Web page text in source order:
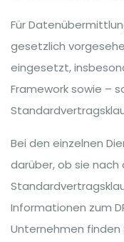
Für
gesetzlich
eingesetzt,
Framework sowie –
Bei den einzelnen
darüber, ob sie nach
Informationen zum
Unternehmen finden